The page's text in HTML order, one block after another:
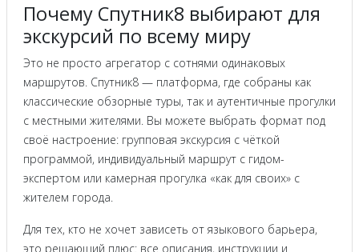
Почему Спутник8 выбирают для
экскурсий по всему миру
Это не просто агрегатор с сотнями одинаковых
маршрутов. Спутник8 — платформа, где собраны как
классические обзорные туры, так и аутентичные прогулки
с местными жителями. Вы можете выбрать формат под
своё настроение: групповая экскурсия с чёткой
программой, индивидуальный маршрут с гидом-
экспертом или камерная прогулка «как для своих» с
жителем города.
Для тех, кто не хочет зависеть от языкового барьера,
это решающий плюс: все описания, инструкции и